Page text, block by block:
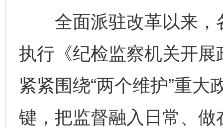
全面派驻改革以来，
执行《纪检监察机关开
紧紧围绕“两个维护”重
键，把监督融入日常、